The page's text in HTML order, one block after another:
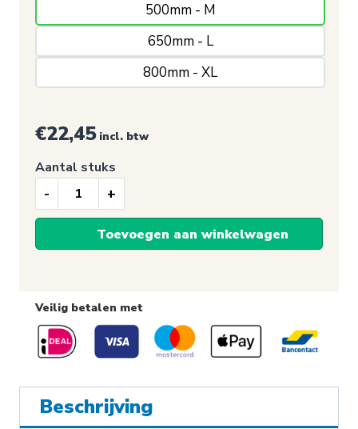
500mm - M
650mm - L
800mm - XL
€22,45incl. btw
Raamsticker,
(Rond/Rood)
aantal
Aantal stuks
Toevoegen aan winkelwagen
Veilig betalen met
Beschrijving